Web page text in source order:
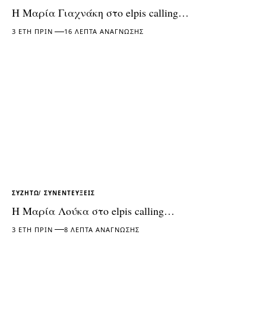
Η Μαρία Γιαχνάκη στο elpis calling…
3 ΈΤΗ ΠΡΙΝ 16 ΛΕΠΤΆ ΑΝΆΓΝΩΣΗΣ
ΣΥΖΗΤΏ ΣΥΝΕΝΤΕΎΞΕΙΣ
Η Μαρία Λούκα στο elpis calling…
3 ΈΤΗ ΠΡΙΝ 8 ΛΕΠΤΆ ΑΝΆΓΝΩΣΗΣ